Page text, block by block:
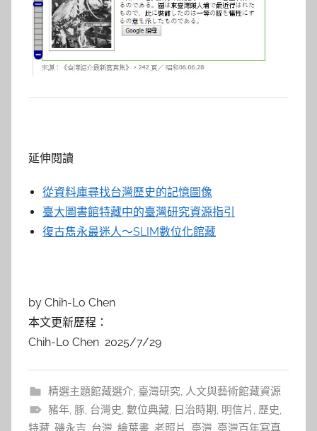
延伸閱讀
從資料庫尋找台灣歷史的記憶圖像
臺大圖書館特藏中的臺灣研究資源指引
復古雋永最迷人～SLIM數位化館藏
by Chih-Lo Chen
本文更新歷程：
Chih-Lo Chen 2025/7/29
精選主題館藏選介, 臺灣研究, 人文與藝術館藏資源
豬年, 豚, 台灣史, 數位典藏, 日治時期, 明信片 , 歷史,
特藏, 磯永吉, 台灣, 繪葉書, 老照片 , 臺灣, 臺灣百年寫真